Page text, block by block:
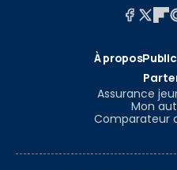
À propos
Assurance
Mon
Comparateur